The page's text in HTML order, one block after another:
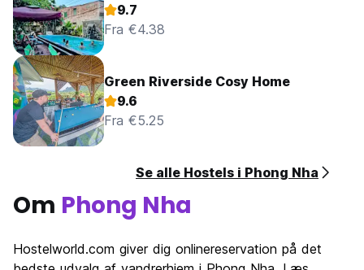
9.7
Fra €4.38
Green Riverside Cosy Home
9.6
Fra €5.25
Se alle Hostels i Phong Nha
Om Phong Nha
Hostelworld.com giver dig onlinereservation på det